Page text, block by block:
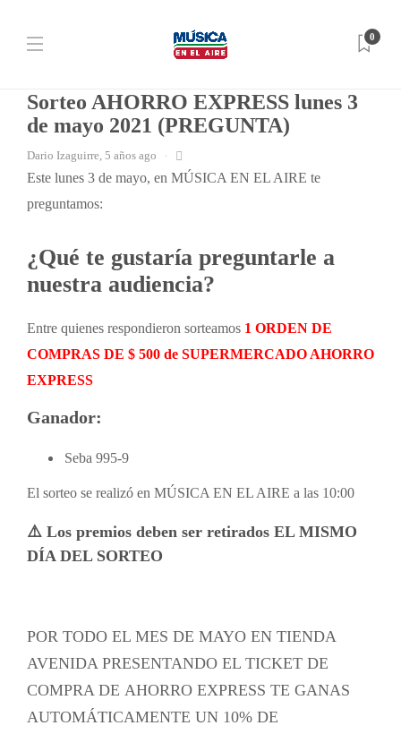
0
Sorteo AHORRO EXPRESS lunes 3
de mayo 2021 (PREGUNTA)
Dario Izaguirre, 5 años ago
Este lunes 3 de mayo, en MÚSICA EN EL AIRE te
preguntamos:
¿Qué te gustaría preguntarle a
nuestra audiencia?
Entre quienes respondieron sorteamos 1 ORDEN DE
COMPRAS DE $ 500 de SUPERMERCADO AHORRO
EXPRESS
Ganador:
Seba 995-9
El sorteo se realizó en MÚSICA EN EL AIRE a las 10:00
⚠️ Los premios deben ser retirados EL MISMO
DÍA DEL SORTEO
POR TODO EL MES DE MAYO EN TIENDA
AVENIDA PRESENTANDO EL TICKET DE
COMPRA DE AHORRO EXPRESS TE GANAS
AUTOMÁTICAMENTE UN 10% DE